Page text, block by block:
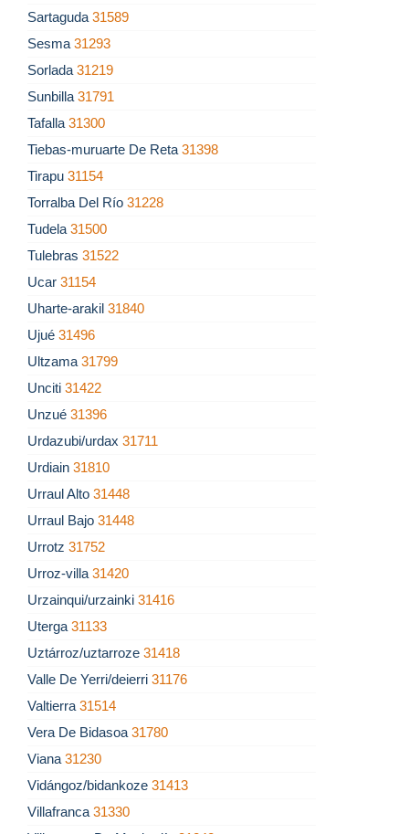
Sartaguda 31589
Sesma 31293
Sorlada 31219
Sunbilla 31791
Tafalla 31300
Tiebas-muruarte De Reta 31398
Tirapu 31154
Torralba Del Río 31228
Tudela 31500
Tulebras 31522
Ucar 31154
Uharte-arakil 31840
Ujué 31496
Ultzama 31799
Unciti 31422
Unzué 31396
Urdazubi/urdax 31711
Urdiain 31810
Urraul Alto 31448
Urraul Bajo 31448
Urrotz 31752
Urroz-villa 31420
Urzainqui/urzainki 31416
Uterga 31133
Uztárroz/uztarroze 31418
Valle De Yerri/deierri 31176
Valtierra 31514
Vera De Bidasoa 31780
Viana 31230
Vidángoz/bidankoze 31413
Villafranca 31330